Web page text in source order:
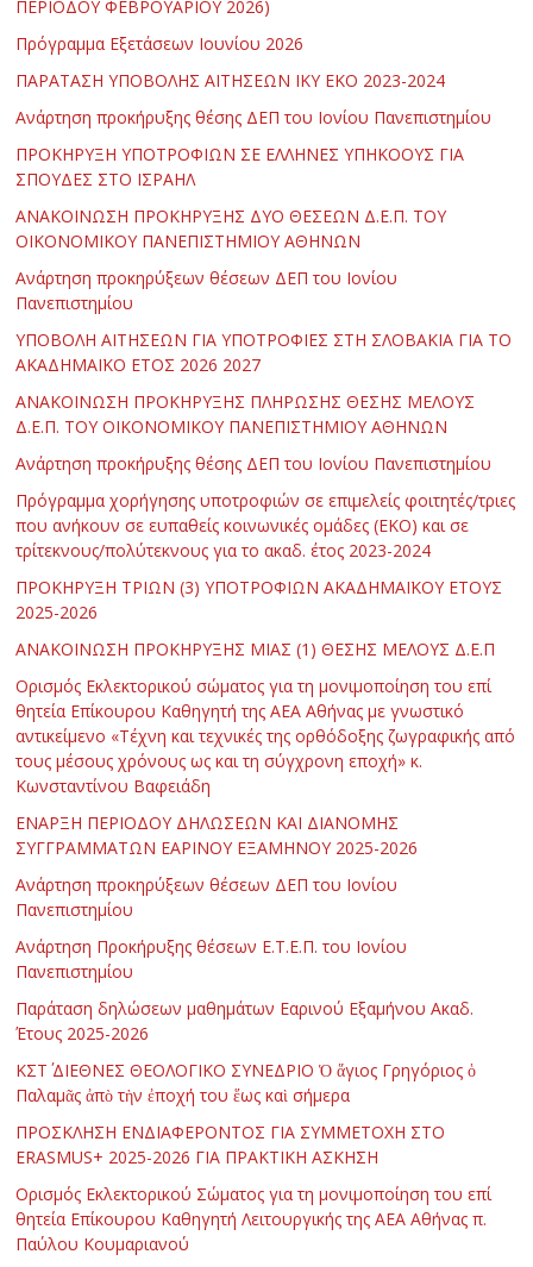
ΠΕΡΙΟΔΟΥ ΦΕΒΡΟΥΑΡΙΟΥ 2026)
Πρόγραμμα Εξετάσεων Ιουνίου 2026
ΠΑΡΑΤΑΣΗ ΥΠΟΒΟΛΗΣ ΑΙΤΗΣΕΩΝ ΙΚΥ ΕΚΟ 2023-2024
Ανάρτηση προκήρυξης θέσης ΔΕΠ του Ιονίου Πανεπιστημίου
ΠΡΟΚΗΡΥΞΗ ΥΠΟΤΡΟΦΙΩΝ ΣΕ ΕΛΛΗΝΕΣ ΥΠΗΚΟΟΥΣ ΓΙΑ
ΣΠΟΥΔΕΣ ΣΤΟ ΙΣΡΑΗΛ
ΑΝΑΚΟΙΝΩΣΗ ΠΡΟΚΗΡΥΞΗΣ ΔΥΟ ΘΕΣΕΩΝ Δ.Ε.Π. ΤΟΥ
ΟΙΚΟΝΟΜΙΚΟΥ ΠΑΝΕΠΙΣΤΗΜΙΟΥ ΑΘΗΝΩΝ
Ανάρτηση προκηρύξεων θέσεων ΔΕΠ του Ιονίου
Πανεπιστημίου
ΥΠΟΒΟΛΗ ΑΙΤΗΣΕΩΝ ΓΙΑ ΥΠΟΤΡΟΦΙΕΣ ΣΤΗ ΣΛΟΒΑΚΙΑ ΓΙΑ ΤΟ
ΑΚΑΔΗΜΑΪΚΟ ΕΤΟΣ 2026 2027
ΑΝΑΚΟΙΝΩΣΗ ΠΡΟΚΗΡΥΞΗΣ ΠΛΗΡΩΣΗΣ ΘΕΣΗΣ ΜΕΛΟΥΣ
Δ.Ε.Π. ΤΟΥ ΟΙΚΟΝΟΜΙΚΟΥ ΠΑΝΕΠΙΣΤΗΜΙΟΥ ΑΘΗΝΩΝ
Ανάρτηση προκήρυξης θέσης ΔΕΠ του Ιονίου Πανεπιστημίου
Πρόγραμμα χορήγησης υποτροφιών σε επιμελείς φοιτητές/τριες
που ανήκουν σε ευπαθείς κοινωνικές ομάδες (ΕΚΟ) και σε
τρίτεκνους/πολύτεκνους για το ακαδ. έτος 2023-2024
ΠΡΟΚΗΡΥΞΗ ΤΡΙΩΝ (3) ΥΠΟΤΡΟΦΙΩΝ ΑΚΑΔΗΜΑΪΚΟΥ ΕΤΟΥΣ
2025-2026
ΑΝΑΚΟΙΝΩΣΗ ΠΡΟΚΗΡΥΞΗΣ ΜΙΑΣ (1) ΘΕΣΗΣ ΜΕΛΟΥΣ Δ.Ε.Π
Ορισμός Εκλεκτορικού σώματος για τη μονιμοποίηση του επί
θητεία Επίκουρου Καθηγητή της ΑΕΑ Αθήνας με γνωστικό
αντικείμενο «Τέχνη και τεχνικές της ορθόδοξης ζωγραφικής από
τους μέσους χρόνους ως και τη σύγχρονη εποχή» κ.
Κωνσταντίνου Βαφειάδη
ΕΝΑΡΞΗ ΠΕΡΙΟΔΟΥ ΔΗΛΩΣΕΩΝ ΚΑΙ ΔΙΑΝΟΜΗΣ
ΣΥΓΓΡΑΜΜΑΤΩΝ ΕΑΡΙΝΟΥ ΕΞΑΜΗΝΟΥ 2025-2026
Ανάρτηση προκηρύξεων θέσεων ΔΕΠ του Ιονίου
Πανεπιστημίου
Ανάρτηση Προκήρυξης θέσεων Ε.Τ.Ε.Π. του Ιονίου
Πανεπιστημίου
Παράταση δηλώσεων μαθημάτων Εαρινού Εξαμήνου Ακαδ.
Έτους 2025-2026
ΚΣΤ΄ ΔΙΕΘΝΕΣ ΘΕΟΛΟΓΙΚΟ ΣΥΝΕΔΡΙΟ Ὁ ἅγιος Γρηγόριος ὁ
Παλαμᾶς ἀπὸ τὴν ἐποχή του ἕως καὶ σήμερα
ΠΡΟΣΚΛΗΣΗ ΕΝΔΙΑΦΕΡΟΝΤΟΣ ΓΙΑ ΣΥΜΜΕΤΟΧΗ ΣΤΟ
ERASMUS+ 2025-2026 ΓΙΑ ΠΡΑΚΤΙΚΗ ΑΣΚΗΣΗ
Ορισμός Εκλεκτορικού Σώματος για τη μονιμοποίηση του επί
θητεία Επίκουρου Καθηγητή Λειτουργικής της ΑΕΑ Αθήνας π.
Παύλου Κουμαριανού